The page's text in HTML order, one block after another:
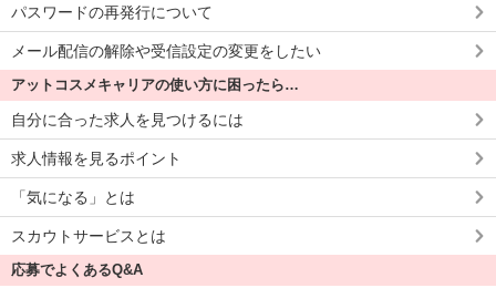
パスワードの再発行について
メール配信の解除や受信設定の変更をしたい
アットコスメキャリアの使い方に困ったら…
自分に合った求人を見つけるには
求人情報を見るポイント
「気になる」とは
スカウトサービスとは
応募でよくあるQ&A